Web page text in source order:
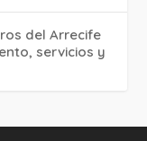
del Arrecife
servicios y